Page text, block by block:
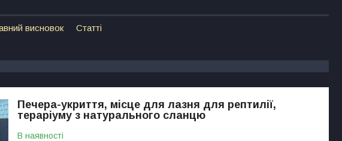
висновок Статті
Печера-укриття, місце для лазня для рептилії,
тераріуму з натурального сланцю
В наявності